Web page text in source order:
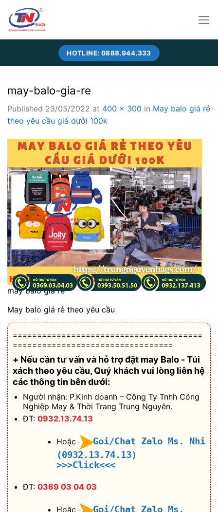
content
HOTLINE: 0888.944.333
may-balo-gia-re
Published 23/05/2022 at 400 × 300 in May balo giá rẻ
theo yêu cầu giá dưới 100k
may balo giá rẻ
May balo giá rẻ theo yêu cầu
=======================================
=================================
+ Nếu cần tư vấn và hỗ trợđặt may Balo - Túi
xách theo yêu cầu, Quý khách vui lòng liên hệ
các thông tin bên dưới:
Người nhận: P.Kinh doanh – Công Ty Tnhh Công
Nghiệp May & Thời Trang Trung Nguyên.
ĐT: 0932.13.74.13
Hoặc
Goi/Chat Zalo Ms. Nhi
(0932.13.74.13)
>>>Click<<<
ĐT: 0369 03 04 03
Hoặc
Goi/Chat Zalo Ms.